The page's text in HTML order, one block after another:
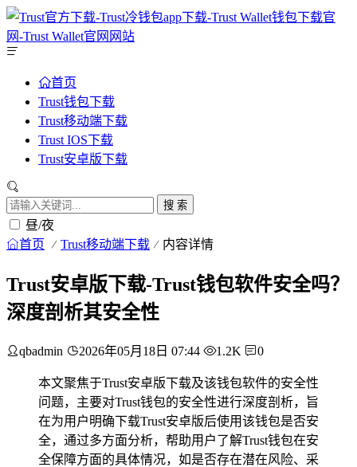
首页
Trust钱包下载
Trust移动端下载
Trust IOS下载
Trust安卓版下载
搜 索
昼/夜
首页 Trust移动端下载 内容详情
Trust安卓版下载-Trust钱包软件安全吗？
深度剖析其安全性
qbadmin 2026年05月18日 07:44 1.2K 0
本文聚焦于Trust安卓版下载及该钱包软件的安全性
问题，主要对Trust钱包的安全性进行深度剖析，旨
在为用户明确下载Trust安卓版后使用该钱包是否安
全，通过多方面分析，帮助用户了解Trust钱包在安
全保障方面的具体情况，如是否存在潜在风险、采